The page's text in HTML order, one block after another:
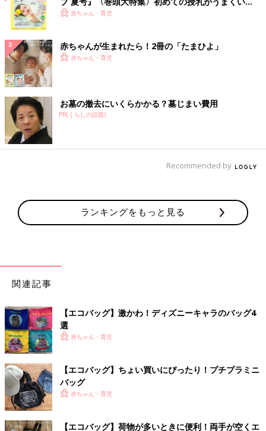
く！ おっぱい・ミルクの基本と夏のトラブル 解決テ
赤ちゃん・育児
赤ちゃんが生まれたら！2冊の「たまひよ」
赤ちゃん・育児
お墓の撤去にいくらかかる？墓じまい費用
PR(くらしの話題)
Recommended by
ランキングをもっと見る
関連記事
【エコバッグ】激かわ！ディズニーキャラのバッグ4
選
赤ちゃん・育児
【エコバッグ】ちょい買いにぴったり！プチプラミニ
バッグ
赤ちゃん・育児
【エコバッグ】荷物が多いときに便利！両手が空くエ